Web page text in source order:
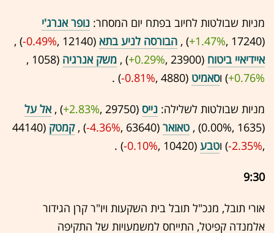
מניות שבולטות לחיוב בפתח יום המסחר: נופר אנרג'י
(17240 ,‎
+1.47%
‏) , הבורסה לניע בתא (12140 ,‎
-0.49%
‏) ,
איידיאיי ביטוח (23900 ,‎
+0.29%
‏) , משק אנרגיה (1058 ,‎
+0.76%‏) וסאמיט (4880 ,‎
-0.81%
‏) .
מניות שבולטות לשלילה: נייס (29750 ,‎
+2.83%
‏) ,אל על
(1635 ,‎
0.00%
‏) , טאואר (63640 ,‎
-4.36%
‏) ,קמטק (44140
,‎
-2.35%‏) וטבע (10420 ,‎
-0.10%
‏) .
9:30
אורי תובל, מנכ"ל תובל בית השקעות ויו"ר קרן הגידור
אלמנדה קפיטל, התייחס למשמעויות של התקיפה